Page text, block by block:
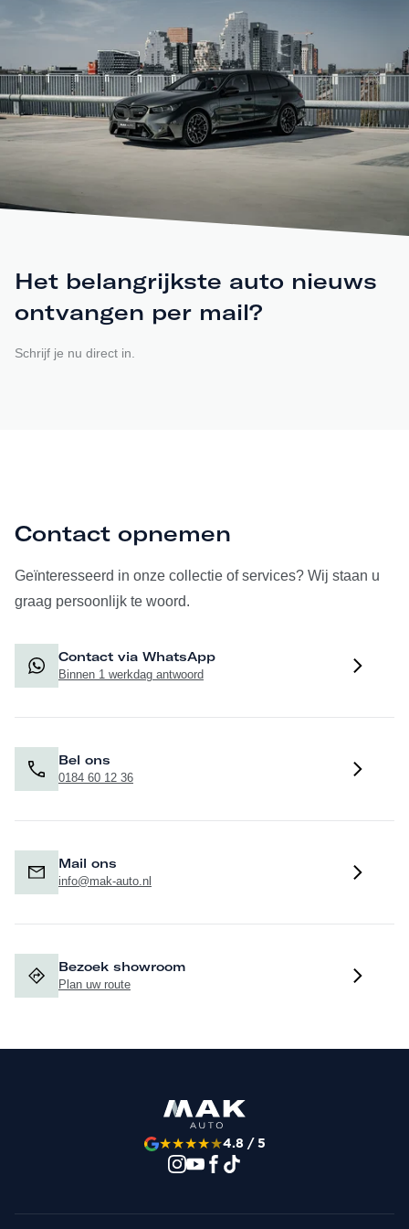
Het belangrijkste auto nieuws
ontvangen per mail?
Schrijf je nu direct in.
Contact opnemen
Geïnteresseerd in onze collectie of services? Wij staan u
graag persoonlijk te woord.
Contact via WhatsApp
Binnen 1 werkdag antwoord
Bel ons
0184 60 12 36
Mail ons
info@mak-auto.nl
Bezoek showroom
Plan uw route
★★★★★4.8 / 5